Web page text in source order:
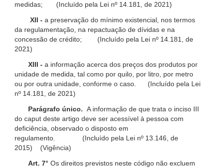
medidas; (Incluído pela Lei nº 14.181, de 2021)
XII - a preservação do mínimo existencial, nos termos
da regulamentação, na repactuação de dívidas e na
concessão de crédito; (Incluído pela Lei nº 14.181, de
2021)
XIII - a informação acerca dos preços dos produtos por
unidade de medida, tal como por quilo, por litro, por metro
ou por outra unidade, conforme o caso. (Incluído pela Lei
nº 14.181, de 2021)
Parágrafo único. A informação de que trata o inciso III
do caput deste artigo deve ser acessível à pessoa com
deficiência, observado o disposto em
regulamento. (Incluído pela Lei nº 13.146, de
2015) (Vigência)
Art. 7° Os direitos previstos neste código não excluem